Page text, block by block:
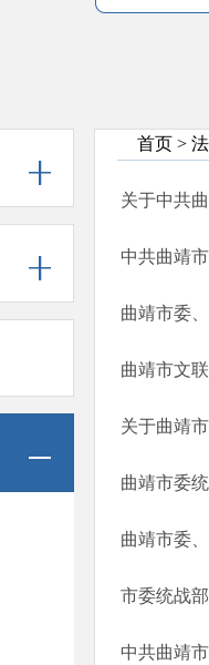
首页 >
关于中共
中共曲靖
曲靖市委
曲靖市文
关于曲靖
曲靖市委
曲靖市委
市委统战
中共曲靖